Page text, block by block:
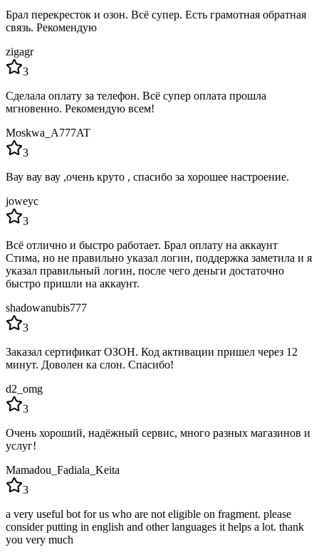
Брал перекресток и озон. Всё супер. Есть грамотная обратная
связь. Рекомендую
zigagr
3
Сделала оплату за телефон. Всё супер оплата прошла
мгновенно. Рекомендую всем!
Moskwa_A777AT
3
Вау вау вау ,очень круто , спасибо за хорошее настроение.
joweyc
3
Всё отлично и быстро работает. Брал оплату на аккаунт
Стима, но не правильно указал логин, поддержка заметила и я
указал правильный логин, после чего деньги достаточно
быстро пришли на аккаунт.
shadowanubis777
3
Заказал сертификат ОЗОН. Код активации пришел через 12
минут. Доволен ка слон. Спасибо!
d2_omg
3
Очень хороший, надёжный сервис, много разных магазинов и
услуг!
Mamadou_Fadiala_Keita
3
a very useful bot for us who are not eligible on fragment. please
consider putting in english and other languages ​​it helps a lot. thank
you very much